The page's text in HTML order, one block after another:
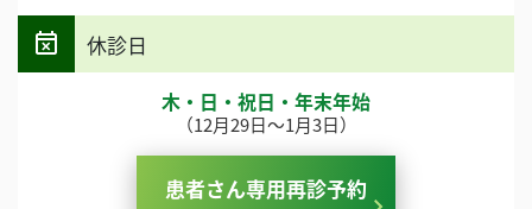
休診日
木・日・祝日・年末年始
（12月29日～1月3日）
患者さん専用再診予約